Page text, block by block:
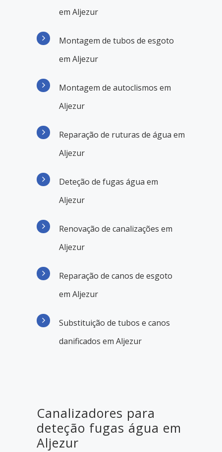
em Aljezur
Montagem de tubos de esgoto
em Aljezur
Montagem de autoclismos em
Aljezur
Reparação de ruturas de água em
Aljezur
Deteção de fugas água em
Aljezur
Renovação de canalizações em
Aljezur
Reparação de canos de esgoto
em Aljezur
Substituição de tubos e canos
danificados em Aljezur
Canalizadores para
deteção fugas água em
Aljezur